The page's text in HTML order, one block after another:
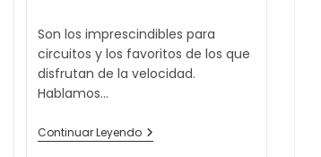
la
entrada:
Son los imprescindibles para
circuitos y los favoritos de los que
disfrutan de la velocidad.
Hablamos…
Continuar LeyendoMejores
Monos